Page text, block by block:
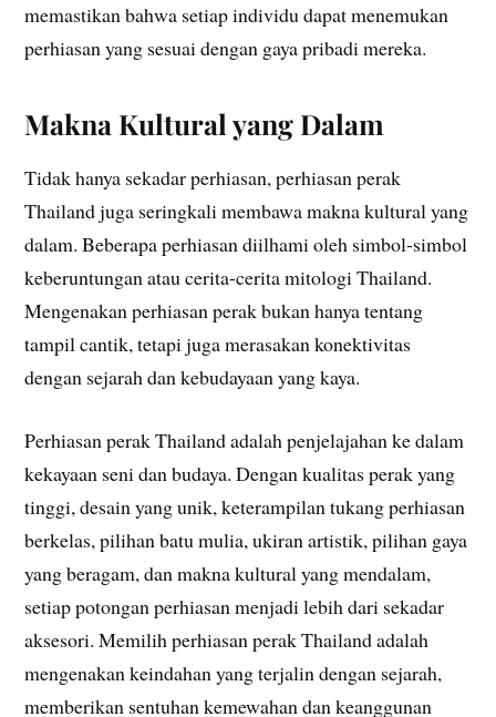
memastikan bahwa setiap individu dapat menemukan
perhiasan yang sesuai dengan gaya pribadi mereka.
Makna Kultural yang Dalam
Tidak hanya sekadar perhiasan, perhiasan perak
Thailand juga seringkali membawa makna kultural yang
dalam. Beberapa perhiasan diilhami oleh simbol-simbol
keberuntungan atau cerita-cerita mitologi Thailand.
Mengenakan perhiasan perak bukan hanya tentang
tampil cantik, tetapi juga merasakan konektivitas
dengan sejarah dan kebudayaan yang kaya.
Perhiasan perak Thailand adalah penjelajahan ke dalam
kekayaan seni dan budaya. Dengan kualitas perak yang
tinggi, desain yang unik, keterampilan tukang perhiasan
berkelas, pilihan batu mulia, ukiran artistik, pilihan gaya
yang beragam, dan makna kultural yang mendalam,
setiap potongan perhiasan menjadi lebih dari sekadar
aksesori. Memilih perhiasan perak Thailand adalah
mengenakan keindahan yang terjalin dengan sejarah,
memberikan sentuhan kemewahan dan keanggunan